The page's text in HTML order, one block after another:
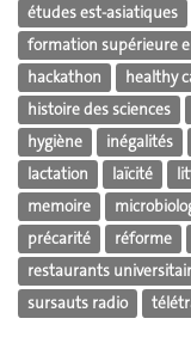
études est-asiatiques
formation supérieure
hackathon
healthy
histoire des sciences
hygiène
inégalités
lactation
laïcité
memoire
précarité
réforme
restaurants
sursauts radio